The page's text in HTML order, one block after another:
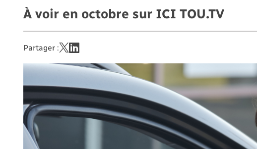
À voir en octobre sur ICI TOU.TV
Partager :